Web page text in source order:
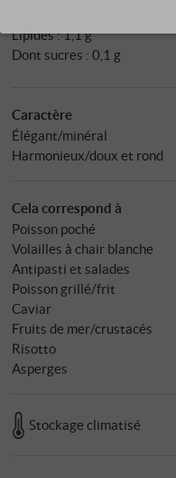
Lipides : 1,1 g
Dont sucres : 0,1 g
Caractère
Élégant/minéral
Harmonieux/doux et rond
Cela correspond à
Poisson poché
Volailles à chair blanche
Antipasti et salades
Poisson grillé/frit
Caviar
Fruits de mer/crustacés
Risotto
Asperges
Stockage climatisé